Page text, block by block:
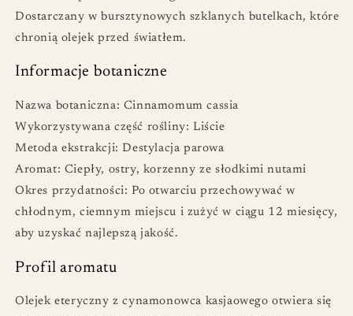
Dostarczany w bursztynowych szklanych butelkach, które
chronią olejek przed światłem.
Informacje botaniczne
Nazwa botaniczna: Cinnamomum cassia
Wykorzystywana część rośliny: Liście
Metoda ekstrakcji: Destylacja parowa
Aromat: Ciepły, ostry, korzenny ze słodkimi nutami
Okres przydatności: Po otwarciu przechowywać w
chłodnym, ciemnym miejscu i zużyć w ciągu 12 miesięcy,
aby uzyskać najlepszą jakość.
Profil aromatu
Olejek eteryczny z cynamonowca kasjaowego otwiera się